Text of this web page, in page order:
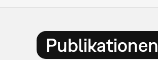
Publikationen